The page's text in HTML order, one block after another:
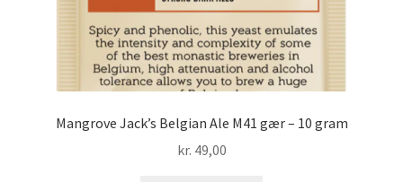
Mangrove Jack’s Belgian Ale M41 gær – 10 gram
kr. 49,00